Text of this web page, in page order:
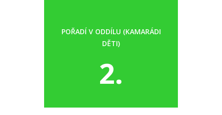
POŘADÍ V ODDÍLU (KAMARÁDI
DĚTI)
2.